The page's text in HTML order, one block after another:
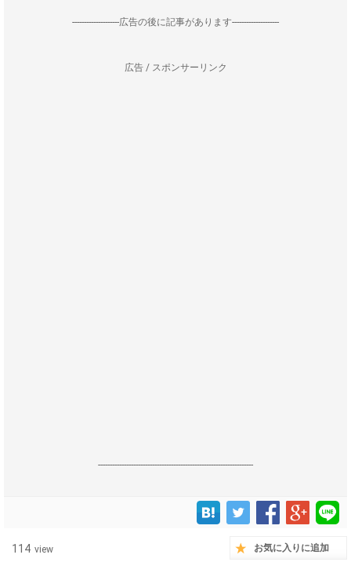
--------------------広告の後に記事があります--------------------
広告 / スポンサーリンク
------------------------------------------------------------------
114 view お気に入りに追加